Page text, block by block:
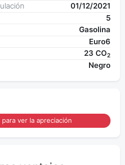
01/12/2021
5
Gasolina
Euro6
23 CO2
Negro
ver la apreciación